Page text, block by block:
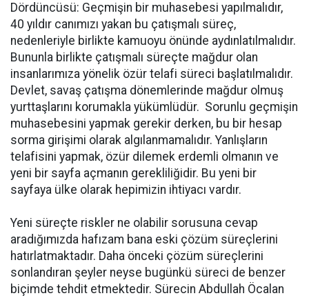
Dördüncüsü: Geçmişin bir muhasebesi yapılmalıdır,
40 yıldır canımızı yakan bu çatışmalı süreç,
nedenleriyle birlikte kamuoyu önünde aydınlatılmalıdır.
Bununla birlikte çatışmalı süreçte mağdur olan
insanlarımıza yönelik özür telafi süreci başlatılmalıdır.
Devlet, savaş çatışma dönemlerinde mağdur olmuş
yurttaşlarını korumakla yükümlüdür. Sorunlu geçmişin
muhasebesini yapmak gerekir derken, bu bir hesap
sorma girişimi olarak algılanmamalıdır. Yanlışların
telafisini yapmak, özür dilemek erdemli olmanın ve
yeni bir sayfa açmanın gerekliliğidir. Bu yeni bir
sayfaya ülke olarak hepimizin ihtiyacı vardır.
Yeni süreçte riskler ne olabilir sorusuna cevap
aradığımızda hafızam bana eski çözüm süreçlerini
hatırlatmaktadır. Daha önceki çözüm süreçlerini
sonlandıran şeyler neyse bugünkü süreci de benzer
biçimde tehdit etmektedir. Sürecin Abdullah Öcalan